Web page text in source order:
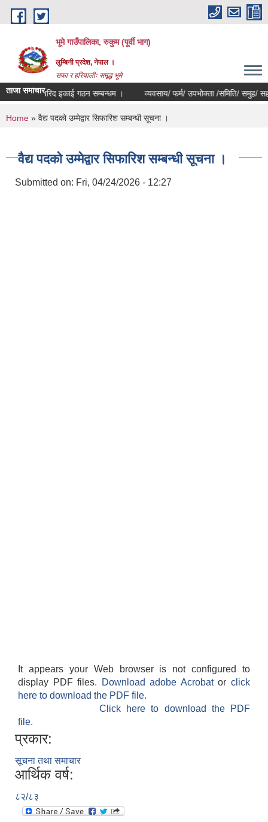
Skip to main content
भूमे गाउँपालिका, रुकुम (पूर्वी भाग)
लुम्बिनी प्रदेश, नेपाल ।
सफा र हरियालीः समृद्ध भूमे
ताजा समाचार
खरिद इकाई गठन सम्बन्धम । व्यवसाय/ फर्म/ उपभोक्ता /समिति/ समुह/ सहकारी
You are here
Home » वैद्य पदको उम्मेद्वार सिफारिश सम्बन्धी सूचना ।
वैद्य पदको उम्मेद्वार सिफारिश सम्बन्धी सूचना ।
Submitted on: Fri, 04/24/2026 - 12:27
It appears your Web browser is not configured to
display PDF files.
Download adobe Acrobatorclick
here to download the PDF file.
Click here to download the PDF
file.
प्रकार:
सूचना तथा समाचार
आर्थिक वर्ष:
८२/८३